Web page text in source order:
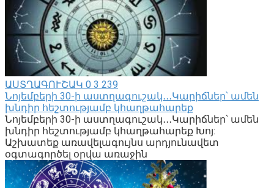
ԱՍՏՂԱԳՈՒՇԱԿ 0 3 239
Նոյեմբերի 30-ի աստղագուշակ․․․Կարիճներ՝ ամեն
խնդիր հեշտությամբ կհաղթահարեք
Նոյեմբերի 30-ի աստղագուշակ․․․Կարիճներ՝ ամեն
խնդիր հեշտությամբ կհաղթահարեք Խոյ:
Աշխատեք առավելագույնս արդյունավետ
օգտագործել օրվա առաջին